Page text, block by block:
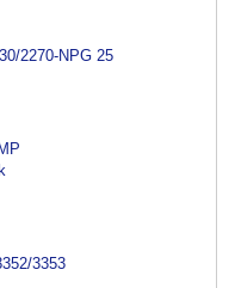
2270-NPG 25
3353